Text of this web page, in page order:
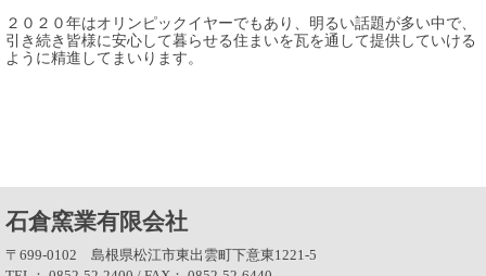
２０２０年はオリンピックイヤーでもあり、明るい話題が多い中で、
引き続き皆様に安心して暮らせる住まいを瓦を通して提供していける
ように精進してまいります。
石倉窯業有限会社
〒699-0102 島根県松江市東出雲町下意東1221-5